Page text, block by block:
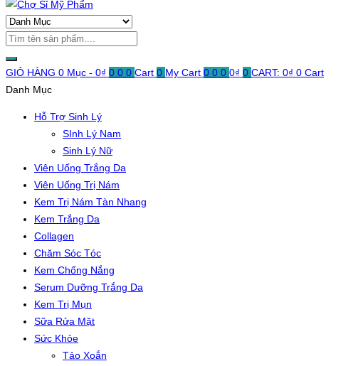
GIỎ HÀNG 0 Mục - 0₫ 0 0 0 Cart 0 My Cart 0 0 0 0₫ 0 CART: 0₫ 0 Cart
Danh Mục
Hỗ Trợ Sinh Lý
SInh Lý Nam
Sinh Lý Nữ
Viên Uống Trắng Da
Viên Uống Trị Nám
Kem Trị Nám Tàn Nhang
Kem Trắng Da
Collagen
Chăm Sóc Tóc
Kem Chống Nắng
Serum Dưỡng Trắng Da
Kem Trị Mụn
Sữa Rửa Mặt
Sức Khỏe
Tảo Xoắn